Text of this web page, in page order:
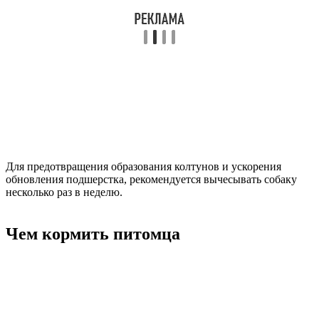
Для предотвращения образования колтунов и ускорения
обновления подшерстка, рекомендуется вычесывать собаку
несколько раз в неделю.
Чем кормить питомца